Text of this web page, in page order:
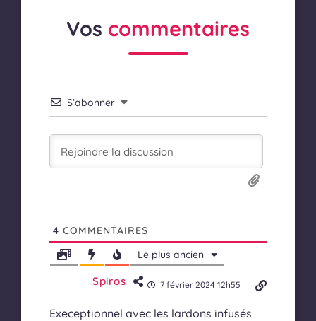
Vos commentaires
S’abonner
4 COMMENTAIRES
Le plus ancien
Spiros 7 février 2024 12h55
Execeptionnel avec les lardons infusés